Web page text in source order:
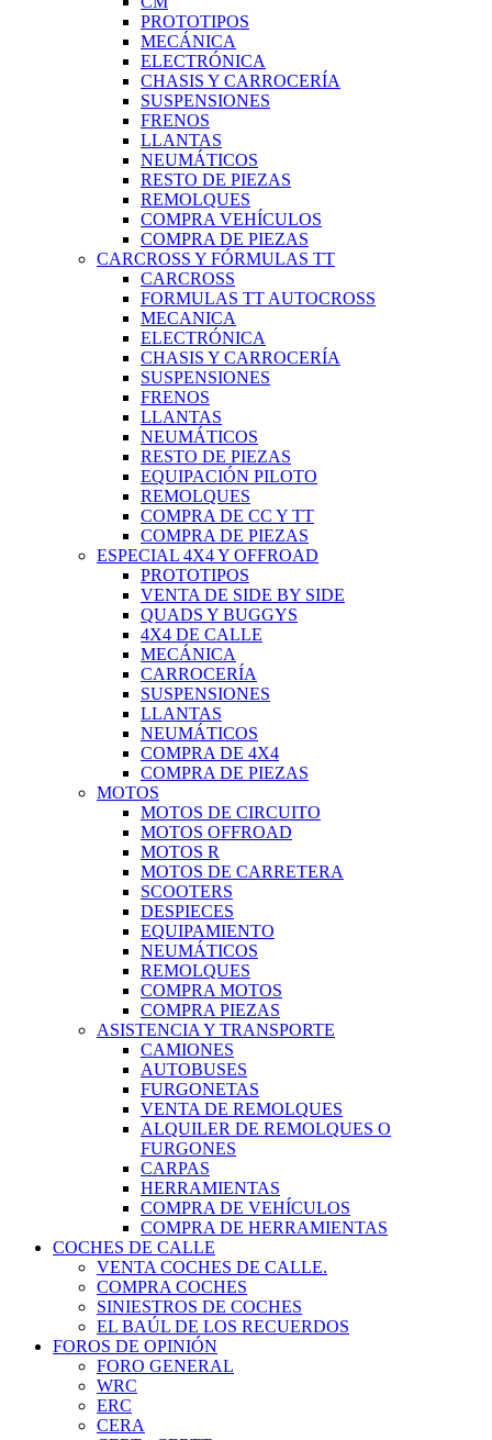
PROTOTIPOS
MECÁNICA
ELECTRÓNICA
CHASIS Y CARROCERÍA
SUSPENSIONES
FRENOS
LLANTAS
NEUMÁTICOS
RESTO DE PIEZAS
REMOLQUES
COMPRA VEHÍCULOS
COMPRA DE PIEZAS
CARCROSS Y FÓRMULAS TT
CARCROSS
FORMULAS TT AUTOCROSS
MECANICA
ELECTRÓNICA
CHASIS Y CARROCERÍA
SUSPENSIONES
FRENOS
LLANTAS
NEUMÁTICOS
RESTO DE PIEZAS
EQUIPACIÓN PILOTO
REMOLQUES
COMPRA DE CC Y TT
COMPRA DE PIEZAS
ESPECIAL 4X4 Y OFFROAD
PROTOTIPOS
VENTA DE SIDE BY SIDE
QUADS Y BUGGYS
4X4 DE CALLE
MECÁNICA
CARROCERÍA
SUSPENSIONES
LLANTAS
NEUMÁTICOS
COMPRA DE 4X4
COMPRA DE PIEZAS
MOTOS
MOTOS DE CIRCUITO
MOTOS OFFROAD
MOTOS R
MOTOS DE CARRETERA
SCOOTERS
DESPIECES
EQUIPAMIENTO
NEUMÁTICOS
REMOLQUES
COMPRA MOTOS
COMPRA PIEZAS
ASISTENCIA Y TRANSPORTE
CAMIONES
AUTOBUSES
FURGONETAS
VENTA DE REMOLQUES
ALQUILER DE REMOLQUES O
FURGONES
CARPAS
HERRAMIENTAS
COMPRA DE VEHÍCULOS
COMPRA DE HERRAMIENTAS
COCHES DE CALLE
VENTA COCHES DE CALLE.
COMPRA COCHES
SINIESTROS DE COCHES
EL BAÚL DE LOS RECUERDOS
FOROS DE OPINIÓN
FORO GENERAL
WRC
ERC
CERA